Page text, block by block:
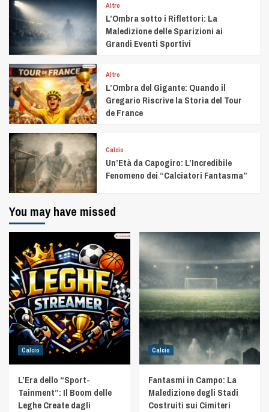
Altro
L’Ombra sotto i Riflettori: La
Maledizione delle Sparizioni ai
Grandi Eventi Sportivi
Altro
L’Ombra del Gigante: Quando il
Gregario Riscrive la Storia del Tour
de France
Calcio
Un’Età da Capogiro: L’Incredibile
Fenomeno dei “Calciatori Fantasma”
You may have missed
Calcio
L’Era dello “Sport-
Tainment”: Il Boom delle
Leghe Create dagli
Calcio
Fantasmi in Campo: La
Maledizione degli Stadi
Costruiti sui Cimiteri